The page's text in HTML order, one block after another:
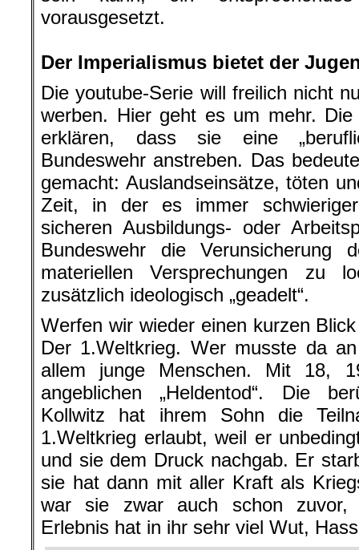
vorausgesetzt.
Der Imperialismus bietet der
Die youtube-Serie will freilich nicht
werben. Hier geht es um mehr. Die
erklären, dass sie eine
Bundeswehr anstreben. Das
gemacht: Auslandseinsätze, töten
Zeit, in der es immer
sicheren Ausbildungs- oder
Bundeswehr die
materiellen Versprechungen zu
zusätzlich ideologisch „geadelt“.
Werfen wir wieder einen kurzen
Der 1.Weltkrieg. Wer musste da
allem junge Menschen. Mit 18,
angeblichen „Heldentod“. Die
Kollwitz hat ihrem Sohn die
1.Weltkrieg erlaubt, weil er
und sie dem Druck nachgab. Er
sie hat dann mit aller Kraft als
war sie zwar auch schon zuvor,
Erlebnis hat in ihr sehr viel Wut,